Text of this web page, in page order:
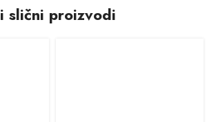
slični proizvodi